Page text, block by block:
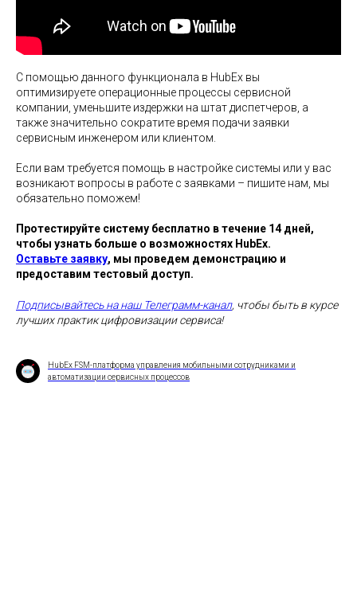
С помощью данного функционала в HubEx вы
оптимизируете операционные процессы сервисной
компании, уменьшите издержки на штат диспетчеров, а
также значительно сократите время подачи заявки
сервисным инженером или клиентом.
Если вам требуется помощь в настройке системы или у вас
возникают вопросы в работе с заявками – пишите нам, мы
обязательно поможем!
Протестируйте систему бесплатно в течение 14 дней,
чтобы узнать больше о возможностях HubEx.
Оставьте заявку, мы проведем демонстрацию и
предоставим тестовый доступ.
Подписывайтесь на наш Телеграмм-канал, чтобы быть в курсе
лучших практик цифровизации сервиса!
HubEx FSM-платформа управления мобильными сотрудниками и
автоматизации сервисных процессов